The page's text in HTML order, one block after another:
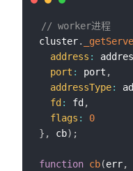
// worker进程
cluster.
address :
port : port ,
addressType:
fd: fd,
flags :
0
} , cb) ;
function cb(err,